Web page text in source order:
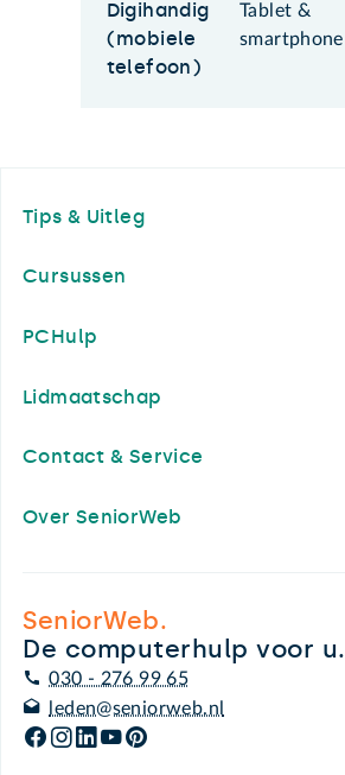
Digihandig
(mobiele
telefoon)
Tablet &
smartphone
Tips & Uitleg
Cursussen
PCHulp
Lidmaatschap
Contact & Service
Over SeniorWeb
SeniorWeb.
De computerhulp voor u.
030 - 276 99 65
leden@seniorweb.nl